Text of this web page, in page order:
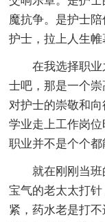
魔抗争。是护士
护士，拉上人生
在我选择职
士吧，那是一个
对护士的崇敬和
学业走上工作岗
职业并不是个个都
就在刚刚当
宝气的老太太打
紧，药水老是打